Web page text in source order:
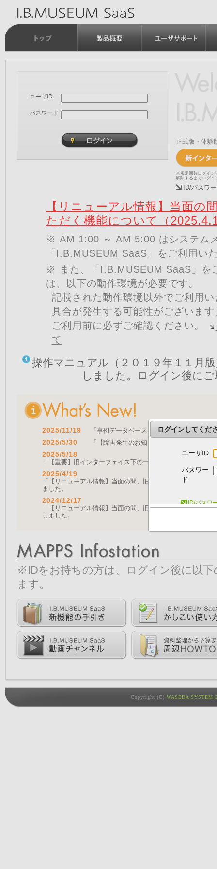
ユーザID
パスワード
正式版・体験
※規定回数ログイン
解除するまでログイ
ID/パスワ
【リニューアル情報】当面の
ただく機能について（
※ AM 1:00 ～ AM 5:00 はシステム
「I.B.MUSEUM SaaS」をご利用い
※ また、「I.B.MUSEUM SaaS」を
は、以下の動作環境が必要です。
記載された動作環境以外でご利用
具合が発生する可能性がございます
ご利用前に必ずご確認ください。
て
操作マニュアル（２０１９年１１月
しました。ログイン後に
2025/11/19 「事例データベースを公開しました」 をア
2025/5/30 「【障害発生のお知らせ｜復旧済み】Web
2025/5/18
「【重要】旧インターフェイス下の一部機能の停止につい
2025/4/19
「【リニューアル情報】当面の間、旧画面をご利用いただ
ました。
2024/12/17
「【リニューアル情報】当面の間、旧画面をご利用いただ
しました。
※IDをお持ちの方は、ログイン後に以
ます。
Copyright (C) WASEDA SYSTEM
ログインしてくだ
ユーザID
パスワー
ド
ID/パスワ